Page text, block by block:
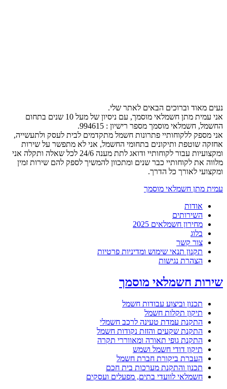
נעים מאוד וברוכים הבאים לאתר שלי.
אני עמית מתן חשמלאי מוסמך, עם ניסיון של מעל 10 שנים בתחום
החשמל, חשמלאי מוסמך מספר רישיון : 994615.
אני מספק ללקוחותיי פתרונות חשמל מתקדמים לבית לעסק ולתעשייה,
אחזקה שוטפת ותיקונים בתחומי החשמל, אני לא מתפשר על שירות
ומקצועיות עבור לקוחותיי ודואג לתת מענה 24/6 לכל שאלה ותקלה אני
מלווה את לקוחותיי כבר שנים ומתכוון להמשיך לספק להם שירות זמין
ומקצועי לאורך כל הדרך.
עמית מתן חשמלאי מוסמך
אודות
השירותים
מחירון חשמלאים 2025
בלוג
צור קשר
תקנון תנאי שימוש ומדיניות פרטיות
הצהרת נגישות
שירות חשמלאי מוסמך
תכנון וביצוע עבודות חשמל
תיקון תקלות חשמל
התקנת עמדת טעינה לרכב חשמלי
התקנת שקעים והזזת נקודות חשמל
התקנת גופי תאורה ומאווררי תקרה
תיקון דודי חשמל ושמש
העברת ביקורת חברת חשמל
תכנון והתקנת מערכות בית חכם
חשמלאי לוועדי בתים, מפעלים ועסקים